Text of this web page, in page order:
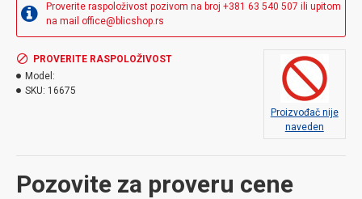
Proverite raspoloživost pozivom na broj +381 63 540 507 ili upitom
na mail office@blicshop.rs
Pozovite za proveru cene
PROVERITE RASPOLOŽIVOST
Model:
SKU: 16675
Proizvođač nije
naveden